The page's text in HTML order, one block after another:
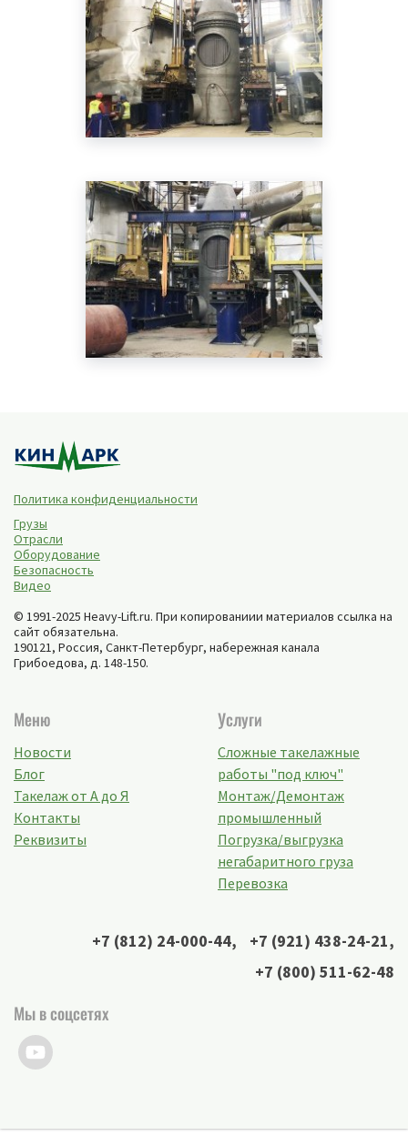
Политика конфиденциальности
Грузы
Отрасли
Оборудование
Безопасность
Видео
© 1991-2025 Heavy-Lift.ru. При копированиии материалов ссылка на
сайт обязательна.
190121, Россия, Санкт-Петербург, набережная канала
Грибоедова, д. 148-150.
Меню
Новости
Блог
Такелаж от А до Я
Контакты
Реквизиты
Услуги
Сложные такелажные
работы "под ключ"
Монтаж/Демонтаж
промышленный
Погрузка/выгрузка
негабаритного груза
Перевозка
+7 (812) 24-000-44, +7 (921) 438-24-21,
+7 (800) 511-62-48
Мы в соцсетях